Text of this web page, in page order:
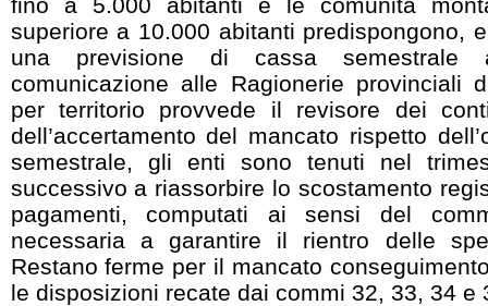
superiore a 10.000 abitanti predispongono,
una previsione di cassa
comunicazione alle Ragionerie provinciali
per territorio provvede il revisore dei
dell’accertamento del mancato rispetto
semestrale, gli enti sono tenuti nel
successivo a riassorbire lo scostamento
pagamenti, computati ai sensi del
necessaria a garantire il rientro delle
Restano ferme per il mancato
le disposizioni recate dai commi 32, 33, 34 e